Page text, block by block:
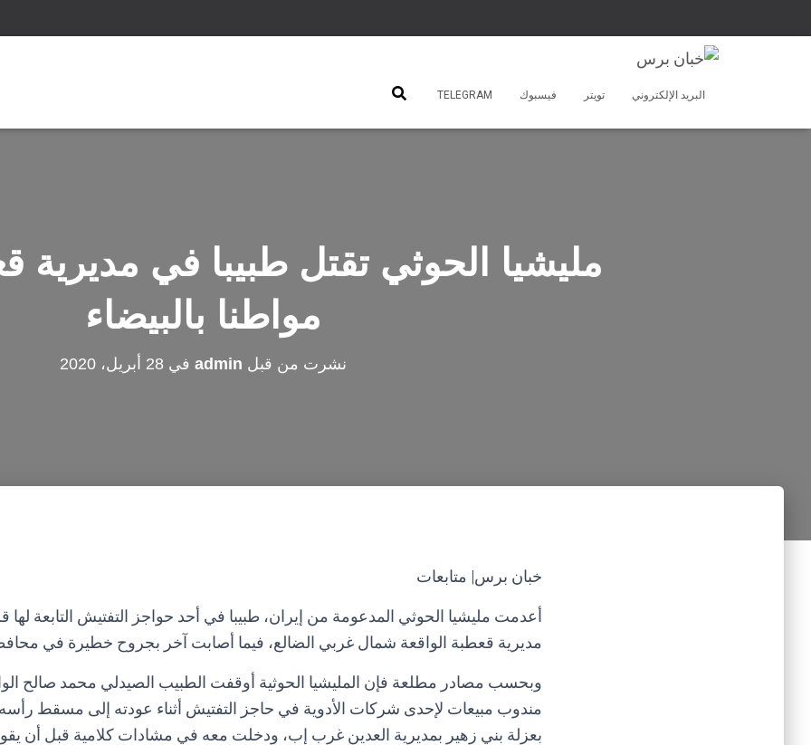
البريد الإلكتروني تويتر فيسبوك TELEGRAM
مليشيا الحوثي تقتل طبيبا في
مواطنا بالبيضاء
نشرت من قبل admin في28 أبريل، 2020
خبان برس| متابعات
أعدمت مليشيا الحوثي المدعومة من إيران، طبيبا في أحد حواجز التفتيش التابعة لها
مديرية قعطبة الواقعة شمال غربي الضالع، فيما أصابت آخر بجروح خطيرة في
وبحسب مصادر مطلعة فإن المليشيا الحوثية أوقفت الطبيب الصيدلي محمد صالح
مندوب مبيعات لإحدى شركات الأدوية في حاجز التفتيش أثناء عودته إلى مسقط
بعزلة بني زهير بمديرية العدين غرب إب، ودخلت معه في مشادات كلامية قبل أن